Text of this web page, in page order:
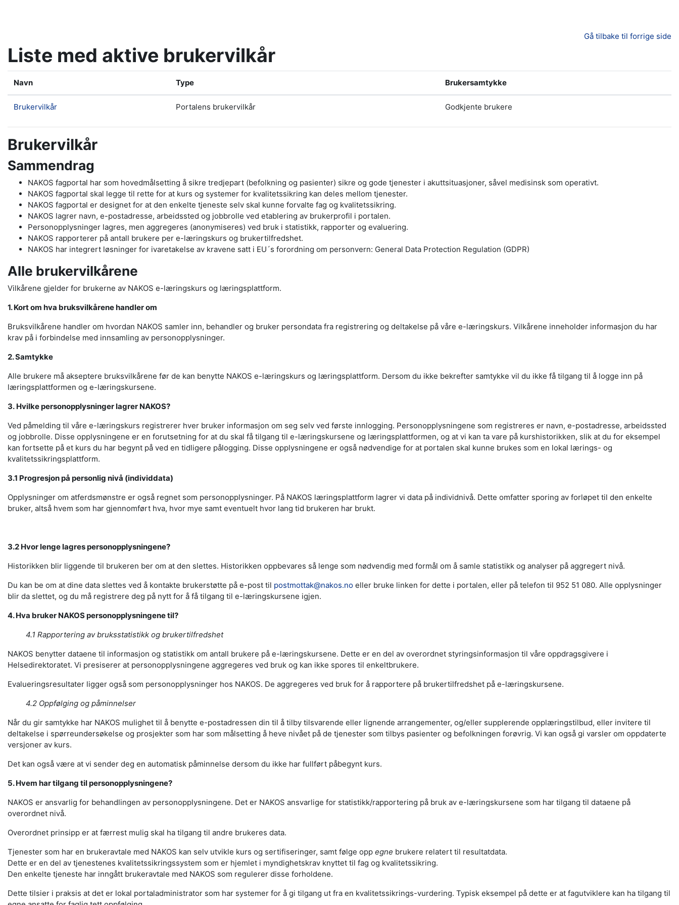
Gå tilbake til forrige side
Liste med aktive brukervilkår
Navn Type Brukersamtykke
Brukervilkår Portalens brukervilkår Godkjente brukere
Brukervilkår
Sammendrag
NAKOS fagportal har som hovedmålsetting å sikre tredjepart (befolkning og pasienter) sikre og gode tjenester i akuttsituasjoner, såvel medisinsk som operativt.
NAKOS fagportal skal legge til rette for at kurs og systemer for kvalitetssikring kan deles mellom tjenester.
NAKOS fagportal er designet for at den enkelte tjeneste selv skal kunne forvalte fag og kvalitetssikring.
NAKOS lagrer navn, e-postadresse, arbeidssted og jobbrolle ved etablering av brukerprofil i portalen.
Personopplysninger lagres, men aggregeres (anonymiseres) ved bruk i statistikk, rapporter og evaluering.
NAKOS rapporterer på antall brukere per e-læringskurs og brukertilfredshet.
NAKOS har integrert løsninger for ivaretakelse av kravene satt i EU´s forordning om personvern: General Data Protection Regulation (GDPR)
Alle brukervilkårene
Vilkårene gjelder for brukerne av NAKOS e-læringskurs og læringsplattform.
1. Kort om hva bruksvilkårene handler om
Bruksvilkårene handler om hvordan NAKOS samler inn, behandler og bruker persondata fra registrering og deltakelse på våre e-læringskurs. Vilkårene inneholder informasjon du har
krav på i forbindelse med innsamling av personopplysninger.
2. Samtykke
Alle brukere må akseptere bruksvilkårene før de kan benytte NAKOS e-læringskurs og læringsplattform. Dersom du ikke bekrefter samtykke vil du ikke få tilgang til å logge inn på
læringsplattformen og e-læringskursene.
3. Hvilke personopplysninger lagrer NAKOS?
Ved påmelding til våre e-læringskurs registrerer hver bruker informasjon om seg selv ved første innlogging. Personopplysningene som registreres er navn, e-postadresse, arbeidssted
og jobbrolle. Disse opplysningene er en forutsetning for at du skal få tilgang til e-læringskursene og læringsplattformen, og at vi kan ta vare på kurshistorikken, slik at du for eksempel
kan fortsette på et kurs du har begynt på ved en tidligere pålogging. Disse opplysningene er også nødvendige for at portalen skal kunne brukes som en lokal lærings- og
kvalitetssikringsplattform.
3.1 Progresjon på personlig nivå (individdata)
Opplysninger om atferdsmønstre er også regnet som personopplysninger. På NAKOS læringsplattform lagrer vi data på individnivå. Dette omfatter sporing av forløpet til den enkelte
bruker, altså hvem som har gjennomført hva, hvor mye samt eventuelt hvor lang tid brukeren har brukt.
3.2 Hvor lenge lagres personopplysningene?
Historikken blir liggende til brukeren ber om at den slettes. Historikken oppbevares så lenge som nødvendig med formål om å samle statistikk og analyser på aggregert nivå.
Du kan be om at dine data slettes ved å kontakte brukerstøtte på e-post til postmottak@nakos.no eller bruke linken for dette i portalen, eller på telefon til 952 51 080. Alle opplysninger
blir da slettet, og du må registrere deg på nytt for å få tilgang til e-læringskursene igjen.
4. Hva bruker NAKOS personopplysningene til?
4.1 Rapportering av bruksstatistikk og brukertilfredshet
NAKOS benytter dataene til informasjon og statistikk om antall brukere på e-læringskursene. Dette er en del av overordnet styringsinformasjon til våre oppdragsgivere i
Helsedirektoratet. Vi presiserer at personopplysningene aggregeres ved bruk og kan ikke spores til enkeltbrukere.
Evalueringsresultater ligger også som personopplysninger hos NAKOS. De aggregeres ved bruk for å rapportere på brukertilfredshet på e-læringskursene.
4.2 Oppfølging og påminnelser
Når du gir samtykke har NAKOS mulighet til å benytte e-postadressen din til å tilby tilsvarende eller lignende arrangementer, og/eller supplerende opplæringstilbud, eller invitere til
deltakelse i spørreundersøkelse og prosjekter som har som målsetting å heve nivået på de tjenester som tilbys pasienter og befolkningen forøvrig. Vi kan også gi varsler om oppdaterte
versjoner av kurs.
Det kan også være at vi sender deg en automatisk påminnelse dersom du ikke har fullført påbegynt kurs.
5. Hvem har tilgang til personopplysningene?
NAKOS er ansvarlig for behandlingen av personopplysningene. Det er NAKOS ansvarlige for statistikk/rapportering på bruk av e-læringskursene som har tilgang til dataene på
overordnet nivå.
Overordnet prinsipp er at færrest mulig skal ha tilgang til andre brukeres data.
Tjenester som har en brukeravtale med NAKOS kan selv utvikle kurs og sertifiseringer, samt følge opp egne brukere relatert til resultatdata.
Dette er en del av tjenestenes kvalitetssikringssystem som er hjemlet i myndighetskrav knyttet til fag og kvalitetssikring.
Den enkelte tjeneste har inngått brukeravtale med NAKOS som regulerer disse forholdene.
Dette tilsier i praksis at det er lokal portaladministrator som har systemer for å gi tilgang ut fra en kvalitetssikrings-vurdering. Typisk eksempel på dette er at fagutviklere kan ha tilgang til